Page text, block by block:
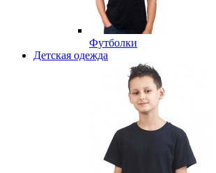
Футболки
Детская одежда